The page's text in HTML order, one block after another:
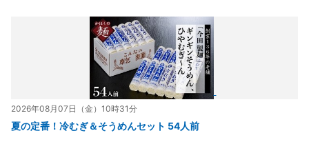
2026年08月07日（金）10時31分
夏の定番！冷むぎ＆そうめんセット 54人前